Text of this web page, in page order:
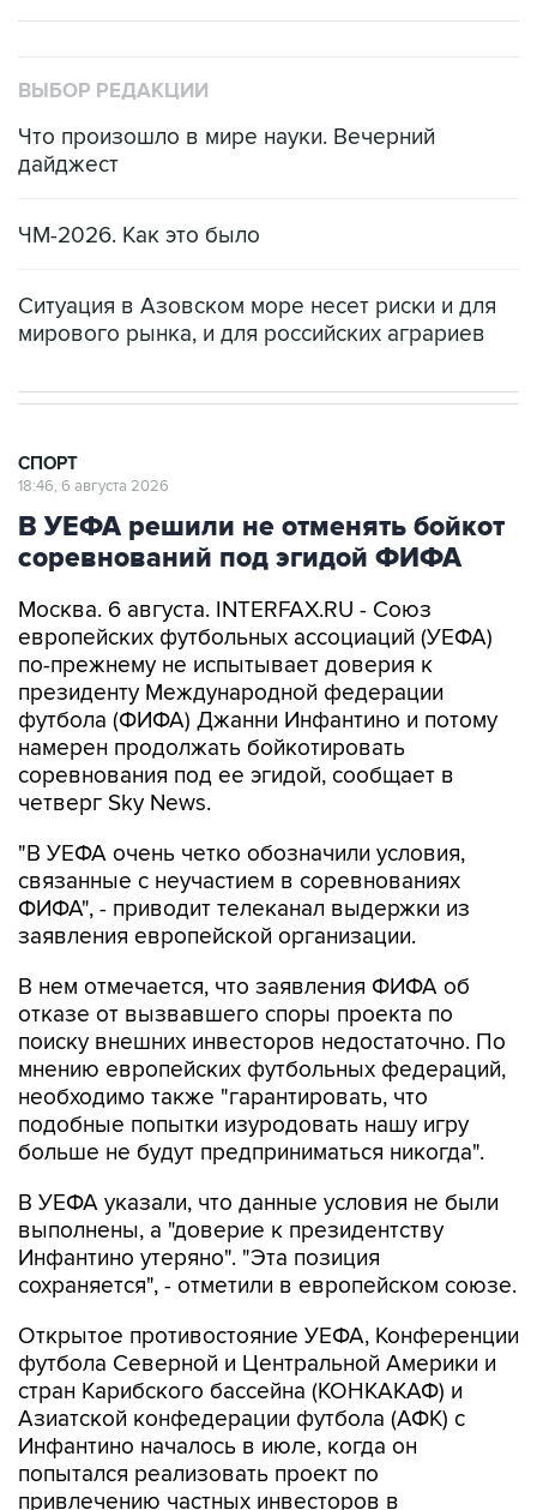
ВЫБОР РЕДАКЦИИ
Что произошло в мире науки. Вечерний
дайджест
ЧМ-2026. Как это было
Ситуация в Азовском море несет риски и для
мирового рынка, и для российских аграриев
СПОРТ
18:46, 6 августа 2026
В УЕФА решили не отменять бойкот
соревнований под эгидой ФИФА
Москва. 6 августа. INTERFAX.RU - Союз
европейских футбольных ассоциаций (УЕФА)
по-прежнему не испытывает доверия к
президенту Международной федерации
футбола (ФИФА) Джанни Инфантино и потому
намерен продолжать бойкотировать
соревнования под ее эгидой, сообщает в
четверг Sky News.
"В УЕФА очень четко обозначили условия,
связанные с неучастием в соревнованиях
ФИФА", - приводит телеканал выдержки из
заявления европейской организации.
В нем отмечается, что заявления ФИФА об
отказе от вызвавшего споры проекта по
поиску внешних инвесторов недостаточно. По
мнению европейских футбольных федераций,
необходимо также "гарантировать, что
подобные попытки изуродовать нашу игру
больше не будут предприниматься никогда".
В УЕФА указали, что данные условия не были
выполнены, а "доверие к президентству
Инфантино утеряно". "Эта позиция
сохраняется", - отметили в европейском союзе.
Открытое противостояние УЕФА, Конференции
футбола Северной и Центральной Америки и
стран Карибского бассейна (КОНКАКАФ) и
Азиатской конфедерации футбола (АФК) с
Инфантино началось в июле, когда он
попытался реализовать проект по
привлечению частных инвесторов в